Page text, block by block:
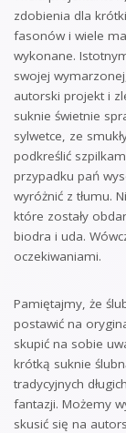
zdobienia dla
fasonów i wiele
wykonane.
swojej
autorski projekt i
suknie świetnie
sylwetce, ze
podkreślić
przypadku pań
wyróżnić z tłumu.
które zostały
biodra i uda.
oczekiwaniami.
Pamiętajmy, że
postawić na
skupić na sobie
krótką suknie
tradycyjnych
fantazji. Możemy
skusić się na